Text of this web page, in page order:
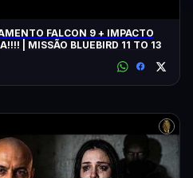
FALCON 9 + IMPACTO
| MISSÃO BLUEBIRD 11 TO 13